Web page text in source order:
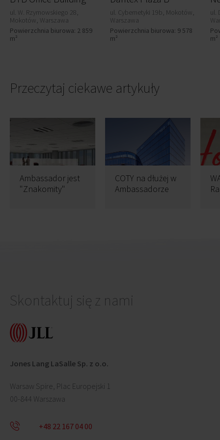
ul. W. Rzymowskiego 28,
Mokotów, Warszawa
Powierzchnia biurowa: 2 859
m²
ul. Cybernetyki 19b, Mokotów,
Warszawa
Powierzchnia biurowa: 9 578
m²
ul.
m²
Przeczytaj ciekawe artykuły
Ambassador jest
"Znakomity"
COTY na dłużej w
Ambassadorze
Skontaktuj się z nami
Jones Lang LaSalle Sp. z o.o.
Warsaw Spire, Plac Europejski 1
00-844 Warszawa
+48 22 167 04 00